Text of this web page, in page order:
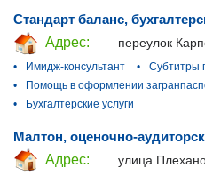
Стандарт баланс,
Адрес:
переулок
•
Имидж-консультант •
Субтитры
•
Помощь в оформлении
•
Бухгалтерские услуги
Малтон, оценочно-
Адрес:
улица